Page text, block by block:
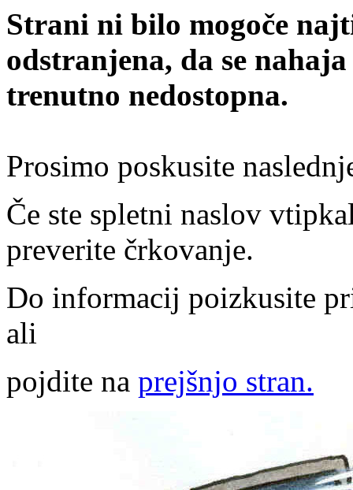
Strani ni bilo mogoče
odstranjena, da se
trenutno nedostopna.
Prosimo poskusite
Če ste spletni naslov
preverite črkovanje.
Do informacij poizkusite
ali
pojdite na prejšnjo stran.